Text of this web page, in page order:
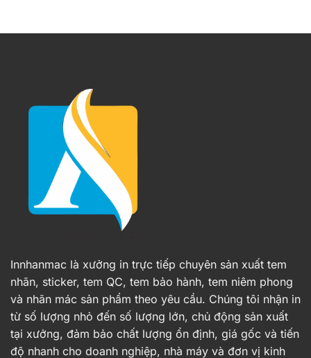
Innhanmac là xưởng in trực tiếp chuyên sản xuất tem
nhãn, sticker, tem QC, tem bảo hành, tem niêm phong
và nhãn mác sản phẩm theo yêu cầu. Chúng tôi nhận in
từ số lượng nhỏ đến số lượng lớn, chủ động sản xuất
tại xưởng, đảm bảo chất lượng ổn định, giá gốc và tiến
độ nhanh cho doanh nghiệp, nhà máy và đơn vị kinh